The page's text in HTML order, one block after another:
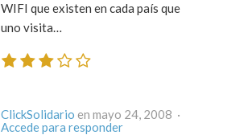
WIFI que existen en cada país que
uno visita…
ClickSolidario
en mayo 24, 2008 ·
Accede para responder